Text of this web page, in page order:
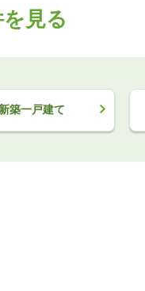
見る
新築一戸建て